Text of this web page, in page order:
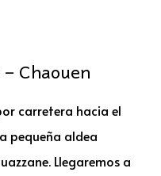
Chaouen
carretera hacia el
pequeña aldea
Llegaremos a